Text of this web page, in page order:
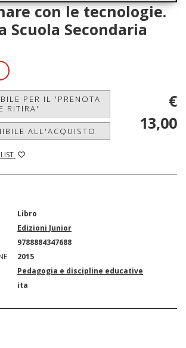
con le tecnologie.
Scuola Secondaria
PER IL 'PRENOTA
E RITIRA'
ALL'ACQUISTO
€
13,00
Libro
Edizioni Junior
9788884347688
2015
Pedagogia e discipline educative
ita